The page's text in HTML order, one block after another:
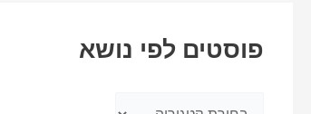
פוסטים לפי נושא